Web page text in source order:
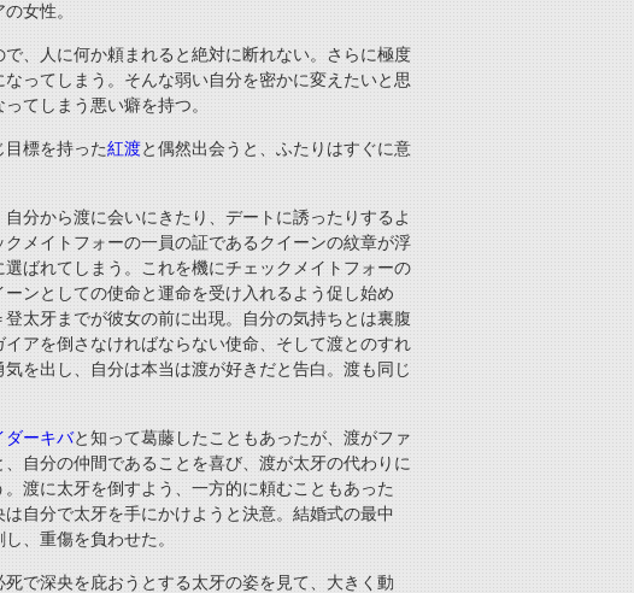
女性。
、人に何か頼まれると絶対に断れない。さらに極度
ってしまう。そんな弱い自分を密かに変えたいと思
てしまう悪い癖を持つ。
標を持った紅渡と偶然出会うと、ふたりはすぐに意
分から渡に会いにきたり、デートに誘ったりするよ
メイトフォーの一員の証であるクイーンの紋章が浮
ばれてしまう。これを機にチェックメイトフォーの
ンとしての使命と運命を受け入れるよう促し始め
登太牙までが彼女の前に出現。自分の気持ちとは裏腹
アを倒さなければならない使命、そして渡とのすれ
を出し、自分は本当は渡が好きだと告白。渡も同じ
ダーキバと知って葛藤したこともあったが、渡がファ
自分の仲間であることを喜び、渡が太牙の代わりに
渡に太牙を倒すよう、一方的に頼むこともあった
自分で太牙を手にかけようと決意。結婚式の最中
、重傷を負わせた。
で深央を庇おうとする太牙の姿を見て、大きく動